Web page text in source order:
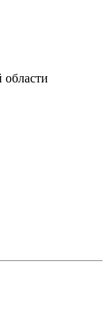
области